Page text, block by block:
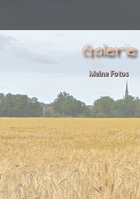
Galerie
Meine Fotos